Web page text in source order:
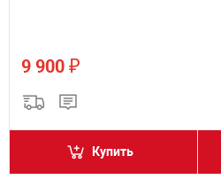
9 900 ₽
Купить